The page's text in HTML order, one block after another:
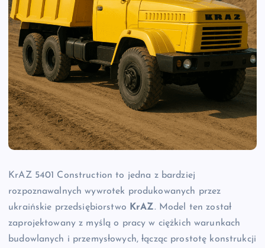
KrAZ 5401 Construction to jedna z bardziej
rozpoznawalnych wywrotek produkowanych przez
ukraińskie przedsiębiorstwo
KrAZ. Model ten został
zaprojektowany z myślą o pracy w ciężkich warunkach
budowlanych i przemysłowych, łącząc prostotę konstrukcji